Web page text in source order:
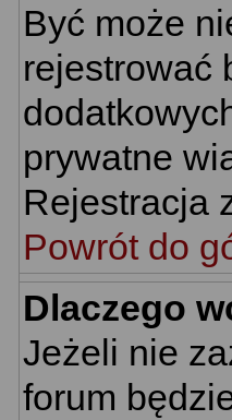
Być może
rejestrować
prywatne
Rejestracja
Powrót do
Dlaczego
Jeżeli nie
forum